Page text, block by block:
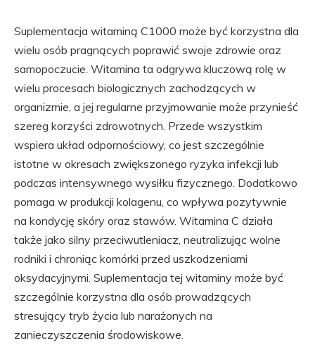
Suplementacja witaminą C1000 może być korzystna dla
wielu osób pragnących poprawić swoje zdrowie oraz
samopoczucie. Witamina ta odgrywa kluczową rolę w
wielu procesach biologicznych zachodzących w
organizmie, a jej regularne przyjmowanie może przynieść
szereg korzyści zdrowotnych. Przede wszystkim
wspiera układ odpornościowy, co jest szczególnie
istotne w okresach zwiększonego ryzyka infekcji lub
podczas intensywnego wysiłku fizycznego. Dodatkowo
pomaga w produkcji kolagenu, co wpływa pozytywnie
na kondycję skóry oraz stawów. Witamina C działa
także jako silny przeciwutleniacz, neutralizując wolne
rodniki i chroniąc komórki przed uszkodzeniami
oksydacyjnymi. Suplementacja tej witaminy może być
szczególnie korzystna dla osób prowadzących
stresujący tryb życia lub narażonych na
zanieczyszczenia środowiskowe.